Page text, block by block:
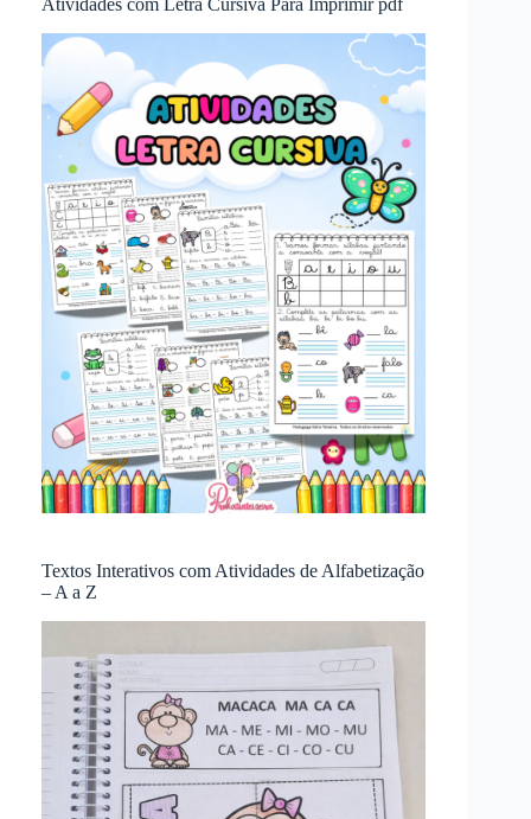
Atividades com Letra Cursiva Para Imprimir pdf
Textos Interativos com Atividades de Alfabetização
– A a Z